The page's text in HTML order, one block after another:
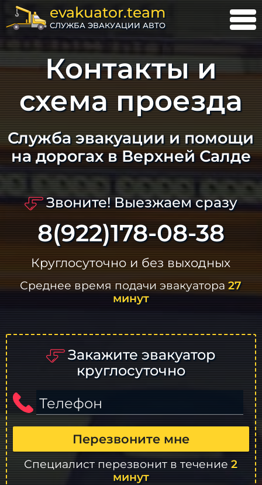
evakuator.team
СЛУЖБА ЭВАКУАЦИИ АВТО
Контакты и
схема проезда
Служба эвакуации и помощи
на дорогах в Верхней Салде
Звоните! Выезжаем сразу
8(922)178-08-38
Круглосуточно и без выходных
Среднее время подачи эвакуатора27
минут
Закажите эвакуатор
круглосуточно
Телефон
Перезвоните мне
Специалист перезвонит в течение2
минут